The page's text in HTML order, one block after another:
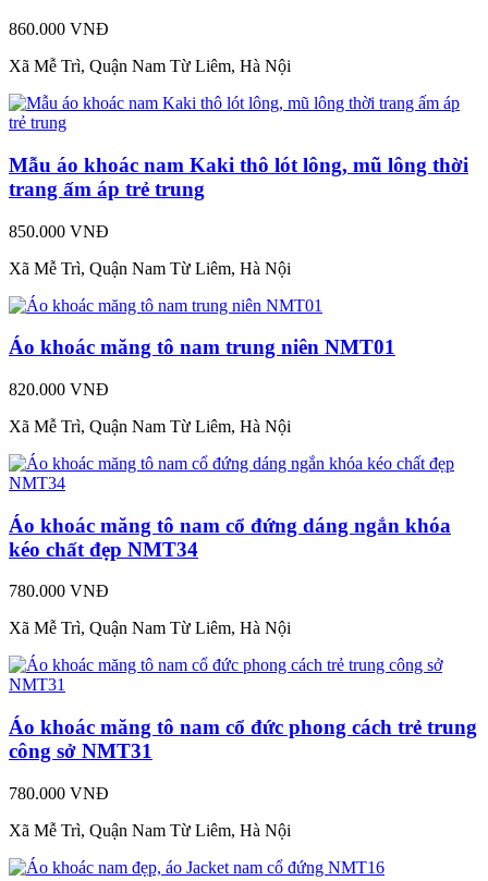
860.000 VNĐ
Xã Mễ Trì, Quận Nam Từ Liêm, Hà Nội
Mẫu áo khoác nam Kaki thô lót lông, mũ lông thời
trang ấm áp trẻ trung
850.000 VNĐ
Xã Mễ Trì, Quận Nam Từ Liêm, Hà Nội
Áo khoác măng tô nam trung niên NMT01
820.000 VNĐ
Xã Mễ Trì, Quận Nam Từ Liêm, Hà Nội
Áo khoác măng tô nam cổ đứng dáng ngắn khóa
kéo chất đẹp NMT34
780.000 VNĐ
Xã Mễ Trì, Quận Nam Từ Liêm, Hà Nội
Áo khoác măng tô nam cổ đức phong cách trẻ trung
công sở NMT31
780.000 VNĐ
Xã Mễ Trì, Quận Nam Từ Liêm, Hà Nội